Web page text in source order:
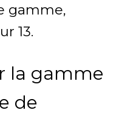
gamme,
13.
la gamme
de